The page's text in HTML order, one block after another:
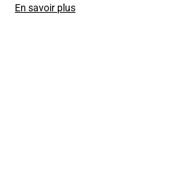
En savoir plus